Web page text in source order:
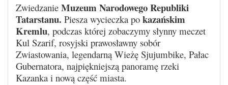
Zwiedzanie Muzeum Narodowego Republiki
Tatarstanu. Piesza wycieczka po kazańskim
Kremlu, podczas której zobaczymy słynny meczet
Kul Szarif, rosyjski prawosławny sobór
Zwiastowania, legendarną Wieżę Sjujumbike, Pałac
Gubernatora, najpiękniejszą panoramę rzeki
Kazanka i nową część miasta.